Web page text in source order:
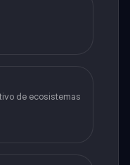
de ecosistemas